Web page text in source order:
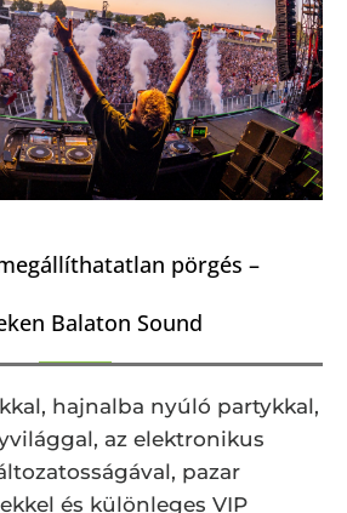
pörgés –
Balaton Sound
hajnalba nyúló partykkal,
az elektronikus
pazar
és különleges VIP